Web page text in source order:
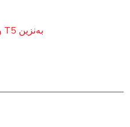
بەنزین T5 و T5 هایبرید